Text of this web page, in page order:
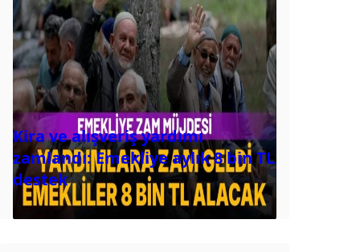
Kira ve alışveriş yardımı
zamlandı: Emekliye aylık 8 bin TL
destek